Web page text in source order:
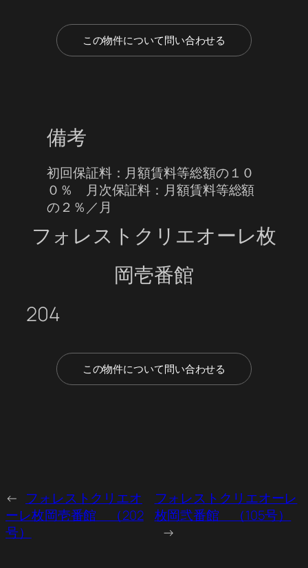
この物件について問い合わせる
備考
初回保証料：月額賃料等総額の１０
０％ 月次保証料：月額賃料等総額
の２％／月
フォレストクリエオーレ枚
岡壱番館
204
この物件について問い合わせる
← フォレストクリエオ
ーレ枚岡壱番館 （202
号）
フォレストクリエオーレ
枚岡弐番館 （105号）
→